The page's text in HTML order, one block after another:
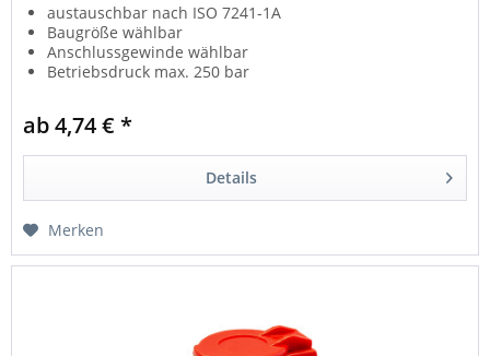
austauschbar nach ISO 7241-1A
Baugröße wählbar
Anschlussgewinde wählbar
Betriebsdruck max. 250 bar
ab 4,74 € *
Details
Merken